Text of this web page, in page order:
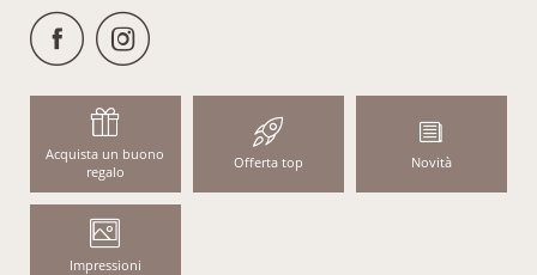
Acquista un buono
regalo
Offerta top Novità
Impressioni